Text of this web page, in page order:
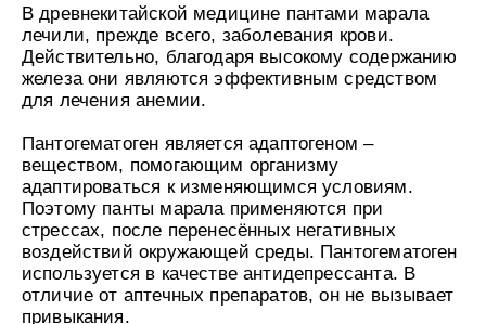
В древнекитайской медицине пантами марала
лечили, прежде всего, заболевания крови.
Действительно, благодаря высокому содержанию
железа они являются эффективным средством
для лечения анемии.
Пантогематоген является адаптогеном –
веществом, помогающим организму
адаптироваться к изменяющимся условиям.
Поэтому панты марала применяются при
стрессах, после перенесённых негативных
воздействий окружающей среды. Пантогематоген
используется в качестве антидепрессанта. В
отличие от аптечных препаратов, он не вызывает
привыкания.